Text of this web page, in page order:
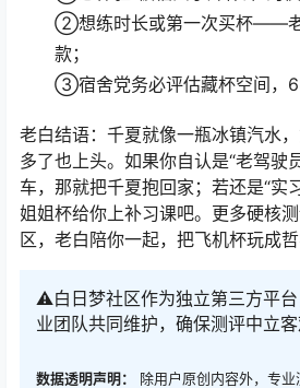
②想练时长或第一次买杯——
款；
③宿舍党务必评估藏杯空间，
老白结语：千夏就像一瓶冰镇汽水
多了也上头。如果你自认是“老驾驶
车，那就把千夏抱回家；若还是“实
姐姐杯给你上补习课吧。更多硬核
区，老白陪你一起，把飞机杯玩成哲
⚠️白日梦社区作为独立第三方平
业团队共同维护，确保测评中立客
数据透明声明： 除用户原创内容外，专